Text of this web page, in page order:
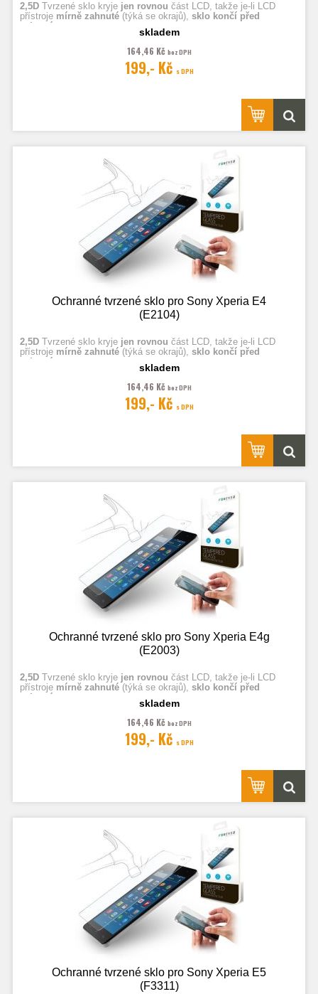
2,5D Tvrzené sklo kryje jen rovnou část LCD, takže je-li LCD
přístroje mírně zahnuté (týká se okrajů), sklo končí před
zahnutím.
Fotografie jsou ilustrační.
skladem
164,46 Kč bez DPH
199,- Kč s DPH
Ochranné tvrzené sklo pro Sony Xperia E4
(E2104)
2,5D Tvrzené sklo kryje jen rovnou část LCD, takže je-li LCD
přístroje mírně zahnuté (týká se okrajů), sklo končí před
zahnutím.
Fotografie jsou ilustrační.
skladem
164,46 Kč bez DPH
199,- Kč s DPH
Ochranné tvrzené sklo pro Sony Xperia E4g
(E2003)
2,5D Tvrzené sklo kryje jen rovnou část LCD, takže je-li LCD
přístroje mírně zahnuté (týká se okrajů), sklo končí před
zahnutím.
Fotografie jsou ilustrační.
skladem
164,46 Kč bez DPH
199,- Kč s DPH
Ochranné tvrzené sklo pro Sony Xperia E5
(F3311)